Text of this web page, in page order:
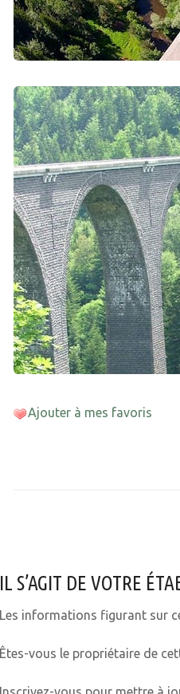
Ajouter à mes favoris
IL S’AGIT DE VOTRE
Les informations figurant sur
Êtes-vous le propriétaire de